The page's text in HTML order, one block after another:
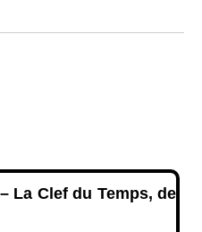
La Clef du Temps, de